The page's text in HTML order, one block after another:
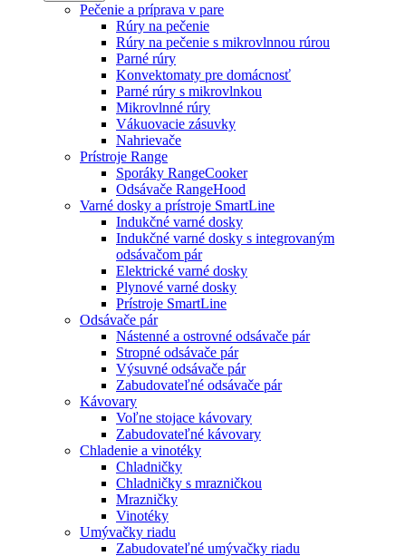
Pečenie a príprava v pare
Rúry na pečenie
Rúry na pečenie s mikrovlnnou rúrou
Parné rúry
Konvektomaty pre domácnosť
Parné rúry s mikrovlnkou
Mikrovlnné rúry
Vákuovacie zásuvky
Nahrievače
Prístroje Range
Sporáky RangeCooker
Odsávače RangeHood
Varné dosky a prístroje SmartLine
Indukčné varné dosky
Indukčné varné dosky s integrovaným
odsávačom pár
Elektrické varné dosky
Plynové varné dosky
Prístroje SmartLine
Odsávače pár
Nástenné a ostrovné odsávače pár
Stropné odsávače pár
Výsuvné odsávače pár
Zabudovateľné odsávače pár
Kávovary
Voľne stojace kávovary
Zabudovateľné kávovary
Chladenie a vinotéky
Chladničky
Chladničky s mrazničkou
Mrazničky
Vinotéky
Umývačky riadu
Zabudovateľné umývačky riadu